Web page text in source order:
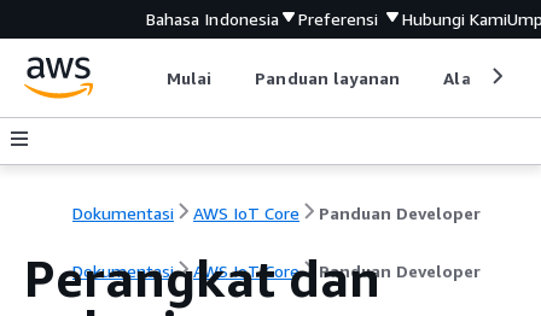
Bahasa Indonesia Preferensi Hubungi Kami
Mulai Panduan layanan Alat
Dokumentasi AWS IoT Core Panduan Developer
Dokumentasi AWS IoT Core Panduan Developer
Perangkat dan